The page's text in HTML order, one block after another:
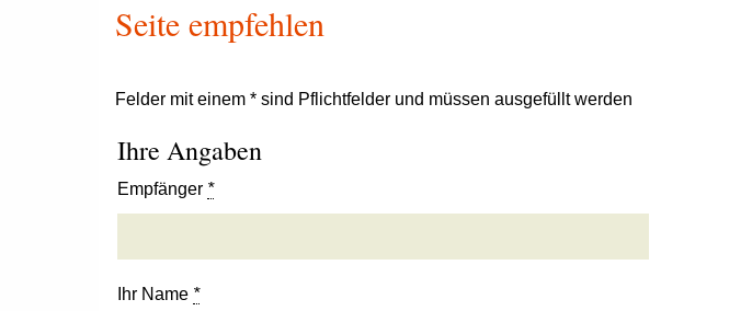
Seite empfehlen
Felder mit einem * sind Pflichtfelder und müssen ausgefüllt werden
Ihre Angaben
Empfänger *
Ihr Name *